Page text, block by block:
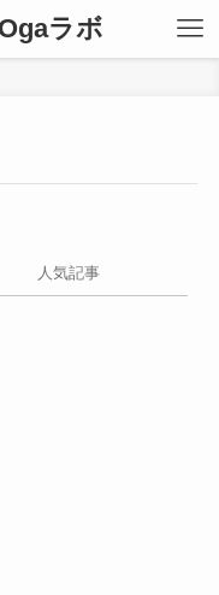
ラボ
人気記事